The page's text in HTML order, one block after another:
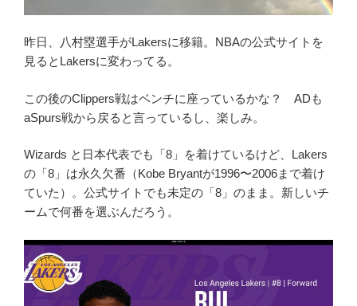
昨日、八村塁選手がLakersに移籍。NBAの公式サイトを
見るとLakersに変わってる。
この後のClippers戦はベンチに座っているかな？ ADも
aSpurs戦から戻ると言っているし、楽しみ。
Wizards と日本代表でも「8」を着けているけど、Lakers
の「8」は永久欠番（Kobe Bryantが1996〜2006まで着け
ていた）。公式サイトでも未定の「8」のまま。新しいチ
ームで何番を選ぶんだろう。